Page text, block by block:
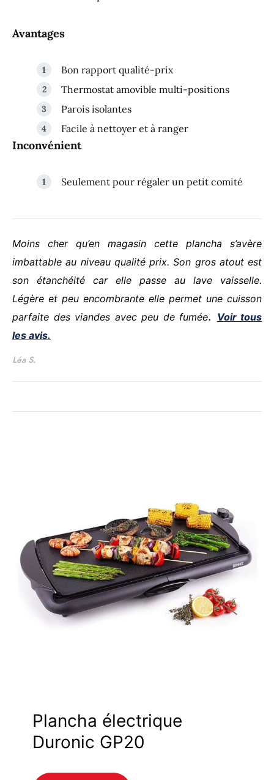
Avantages
Bon rapport qualité-prix
Thermostat amovible multi-positions
Parois isolantes
Facile à nettoyer et à ranger
Inconvénient
Seulement pour régaler un petit comité
Moins cher qu’en magasin cette plancha s’avère
imbattable au niveau qualité prix. Son gros atout est
son étanchéité car elle passe au lave vaisselle.
Légère et peu encombrante elle permet une cuisson
parfaite des viandes avec peu de fumée. Voir tous
les avis.
Léa S.
Plancha électrique
Duronic GP20